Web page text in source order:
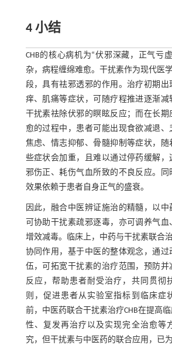
4 小结
CHB的核心病机为“伏邪深藏，正气亏
杂，病程缠绵难愈。干扰素作为现代医
段，具有祛邪透邪的作用。治疗初期出
痒、肌痛等症状，可随疗程推进逐渐减
干扰素祛除伏邪的瞑眩反应；而在长期
愈的过程中，患者可能出现食欲减退、
焦虑、情志抑郁、骨髓抑制等症状，随
些症状会加重，且难以通过停药缓解，
邪伤正、耗伤气血所致的不良反应。同
效果依赖于患者自身正气的盛衰。
因此，融合中医辨证施治的精髓，以
可协助干扰素疏邪逐毒，亦可调养气
增效减毒。临床上，中药与干扰素联合
协同作用，基于中医的整体观念，通过
伍，可拓宽干扰素的治疗范围，预防并
反应，帮助患者耐受治疗，共同贯彻
则，促进患者从实验室指标到临床症
前，中医药联合干扰素治疗CHB在提高
性、复发再治疗以及实现完全治愈等
究，但干扰素与中医药的联合应用，已